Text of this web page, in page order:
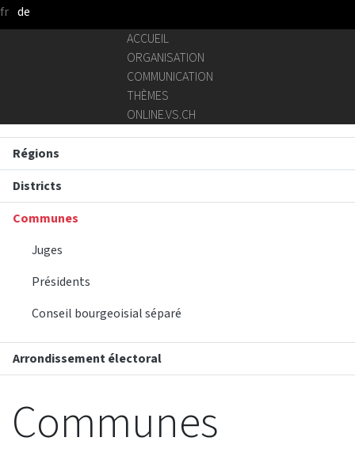
Saut au contenu principal
fr de
ACCUEIL
ORGANISATION
COMMUNICATION
THÈMES
ONLINE.VS.CH
Régions
Districts
Communes
Juges
Présidents
Conseil bourgeoisial séparé
Arrondissement électoral
Communes